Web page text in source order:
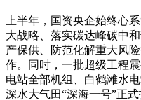
上半年，国资央企始终心
大战略、落实碳达峰碳中
产保供、防范化解重大风
作。同时，一批超级工程
电站全部机组、白鹤滩水
深水大气田“深海一号”正